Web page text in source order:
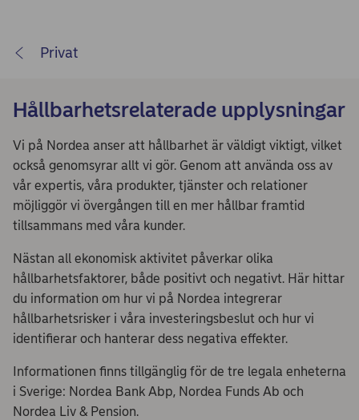
Privat
Hållbarhetsrelaterade upplysningar
Vi på Nordea anser att hållbarhet är väldigt viktigt, vilket
också genomsyrar allt vi gör. Genom att använda oss av
vår expertis, våra produkter, tjänster och relationer
möjliggör vi övergången till en mer hållbar framtid
tillsammans med våra kunder.
Nästan all ekonomisk aktivitet påverkar olika
hållbarhetsfaktorer, både positivt och negativt. Här hittar
du information om hur vi på Nordea integrerar
hållbarhetsrisker i våra investeringsbeslut och hur vi
identifierar och hanterar dess negativa effekter.
Informationen finns tillgänglig för de tre legala enheterna
i Sverige: Nordea Bank Abp, Nordea Funds Ab och
Nordea Liv & Pension.